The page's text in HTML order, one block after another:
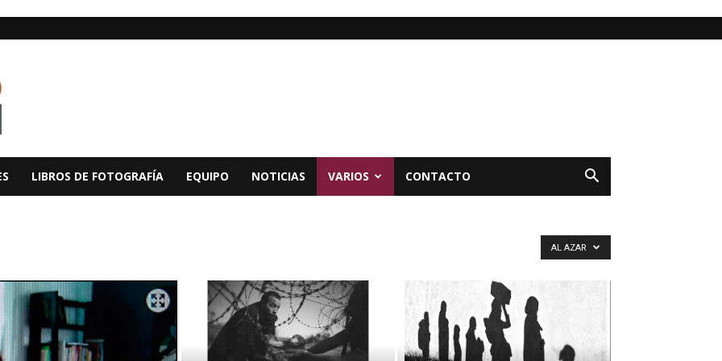
LIBROS DE FOTOGRAFÍA EQUIPO NOTICIAS VARIOS CONTACTO
AL AZAR